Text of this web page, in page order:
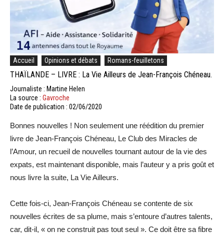
Accueil Opinions et débats Romans-feuilletons
THAÏLANDE – LIVRE : La Vie Ailleurs de Jean-François Chéneau.
Journaliste : Martine Helen
La source : Gavroche
Date de publication : 02/06/2020
Bonnes nouvelles ! Non seulement une réédition du premier
livre de Jean-François Chéneau, Le Club des Miracles de
l’Amour, un recueil de nouvelles tournant autour de la vie des
expats, est maintenant disponible, mais l’auteur y a pris goût et
nous livre la suite, La Vie Ailleurs.
Cette fois-ci, Jean-François Chéneau se contente de six
nouvelles écrites de sa plume, mais s’entoure d’autres talents,
car, dit-il, « on ne construit pas tout seul ». Ce doit être sa fibre